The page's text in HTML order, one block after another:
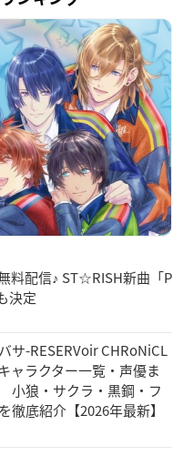
料配信♪ ST☆RISH新曲「P
決定
バサ-RESERVoir CHRoNiCL
ャラクター一覧・声優ま
小狼・サクラ・黒鋼・フ
徹底紹介【2026年最新】